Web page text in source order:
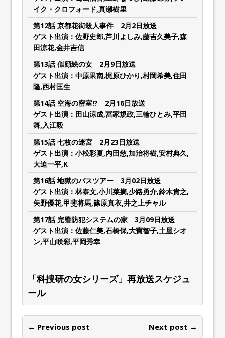
イク・クロフォード,真瀬樹里
第12話京都花街殺人事件2月2日放送
ゲスト出演：佐野史郎,芦川よしみ,藤吉久美子,森
田涼花,金井吉信
第13話似顔絵の女 2月9日放送
ゲスト出演：中原果南,梶原ひかり,村岡希美,住田
隆,西村匡生
第14話 空海の密室!? 2月16日放送
ゲスト出演：田山涼成,冨家規政,三輪ひとみ,平田
舞,入江毅
第15話七枚の迷宮 2月23日放送
ゲスト出演：小松彩夏,内田慈,加治将樹,安村典久,
大迫一平,K
第16話地獄のバスツアー 3月02日放送
ゲスト出演：林泰文,小川菜摘,少路勇介,鈴木貴之,
矢野優花,甲斐将馬,篠原真衣,井之上チャル
第17話 完璧防犯システムの家 3月09日放送
ゲスト出演：佐藤仁美,石橋保,大寶智子,土屋シオ
ン,平山咲彩,平岡秀幸
「科捜研の女シリーズ」再放送スケジュ
ール
← Previous post Next post →